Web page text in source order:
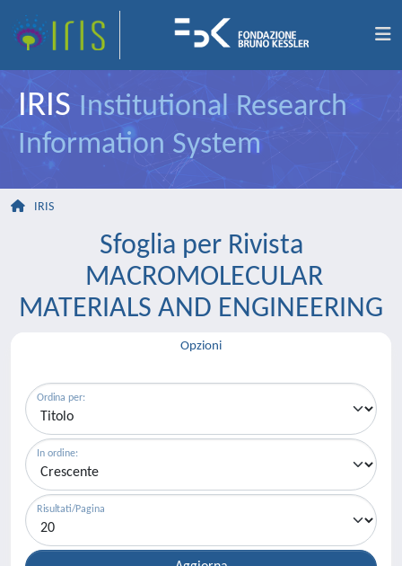
IRIS Institutional Research
Information System
IRIS
Sfoglia per Rivista
MACROMOLECULAR
MATERIALS AND ENGINEERING
Opzioni
Ordina per:
In ordine:
Risultati/Pagina